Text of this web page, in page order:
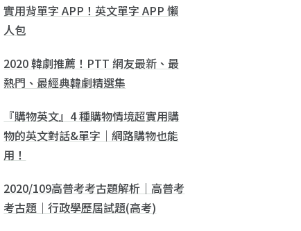
實用背單字 APP！英文單字 APP 懶
人包
2020 韓劇推薦！PTT 網友最新、最
熱門、最經典韓劇精選集
『購物英文』4 種購物情境超實用購
物的英文對話&單字｜網路購物也能
用！
2020/109高普考考古題解析｜高普考
考古題｜行政學歷屆試題(高考)